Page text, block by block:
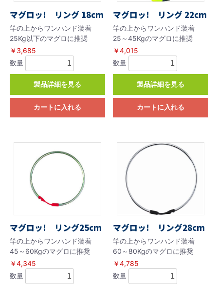
マグロッ! リング 18cm
竿の上からワンハンド装着
25Kg以下のマグロに推奨
￥3,685
数量
製品詳細を見る
カートに入れる
マグロッ! リング 22cm
竿の上からワンハンド装着
25～45Kgのマグロに推奨
￥4,015
数量
製品詳細を見る
カートに入れる
マグロッ! リング25cm
竿の上からワンハンド装着
45～60Kgのマグロに推奨
￥4,345
数量
マグロッ! リング28cm
竿の上からワンハンド装着
60～80Kgのマグロに推奨
￥4,785
数量